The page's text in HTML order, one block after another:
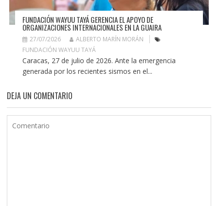
FUNDACIÓN WAYUU TAYÁ GERENCIA EL APOYO DE
ORGANIZACIONES INTERNACIONALES EN LA GUAIRA
27/07/2026
ALBERTO MARÍN MORÁN
FUNDACIÓN WAYUU TAYÁ
Caracas, 27 de julio de 2026. Ante la emergencia
generada por los recientes sismos en el...
DEJA UN COMENTARIO